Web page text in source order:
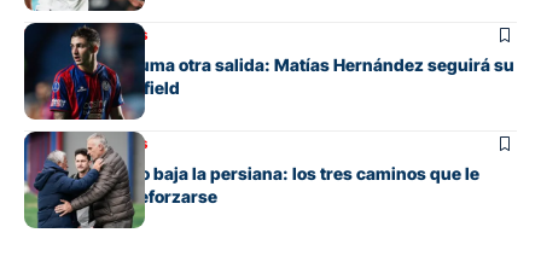
Mercado de pases
San Lorenzo suma otra salida: Matías Hernández seguirá su
carrera en Banfield
Mercado de pases
San Lorenzo no baja la persiana: los tres caminos que le
quedan para reforzarse